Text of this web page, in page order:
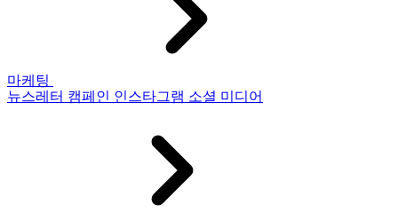
마케팅
뉴스레터 캠페인 인스타그램 소셜 미디어